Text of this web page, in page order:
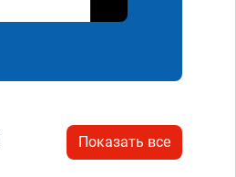
Показать все